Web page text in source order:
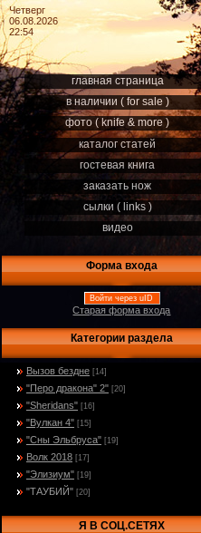
Четверг
06.08.2026
22:54
главная страница
в наличии ( for sale )
фото ( knife & more )
каталог статей
гостевая книга
заказать нож
сылки ( links )
видео
Форма входа
Войти через uID
Старая форма входа
Категории раздела
Вызов бездне [14]
"Перо дракона" 2" [20]
"Sheridans" [16]
"Вулкан 4" [15]
"Сны Эльбруса" [19]
Волк 2018 [17]
"Элизиум" [19]
"ТАУБИЙ" [20]
Я В СОЦ.СЕТЯХ